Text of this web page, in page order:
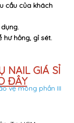
cầu của khách
hư hỏng, gỉ sét.
NAIL GIÁ SỈ
ĐÂY